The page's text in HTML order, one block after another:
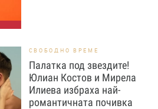
СВОБОДНО ВРЕМЕ
Палатка под звездите!
Юлиан Костов и Мирела
Илиева избраха най-
романтичната почивка